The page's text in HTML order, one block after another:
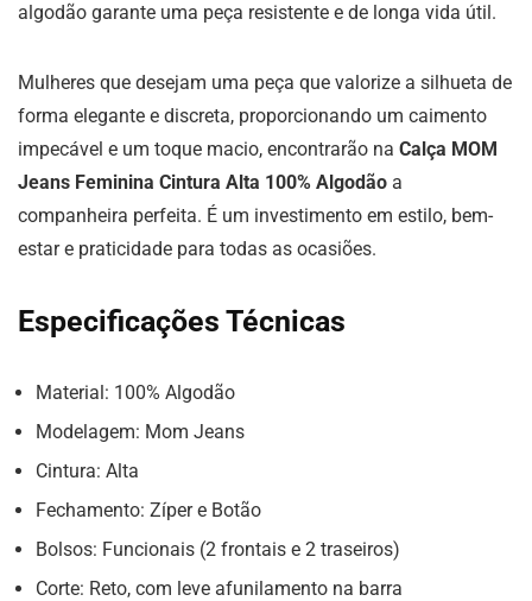
algodão garante uma peça resistente e de longa vida útil.
Mulheres que desejam uma peça que valorize a silhueta de
forma elegante e discreta, proporcionando um caimento
impecável e um toque macio, encontrarão na Calça MOM
Jeans Feminina Cintura Alta 100% Algodão a
companheira perfeita. É um investimento em estilo, bem-
estar e praticidade para todas as ocasiões.
Especificações Técnicas
Material: 100% Algodão
Modelagem: Mom Jeans
Cintura: Alta
Fechamento: Zíper e Botão
Bolsos: Funcionais (2 frontais e 2 traseiros)
Corte: Reto, com leve afunilamento na barra